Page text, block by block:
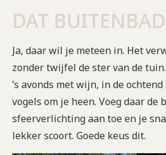
DAT
Ja, daar wil je meteen in. Het
zonder twijfel de ster van de
’s avonds met wijn, in de
vogels om je heen. Voeg daar de
sfeerverlichting aan toe en je
lekker scoort. Goede keus dit.